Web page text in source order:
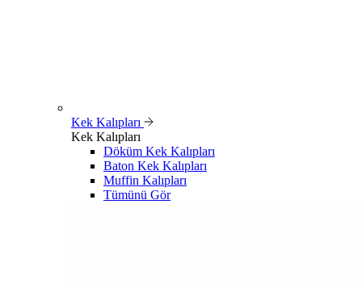
Kek Kalıpları
Kek Kalıpları
Döküm Kek Kalıpları
Baton Kek Kalıpları
Muffin Kalıpları
Tümünü Gör